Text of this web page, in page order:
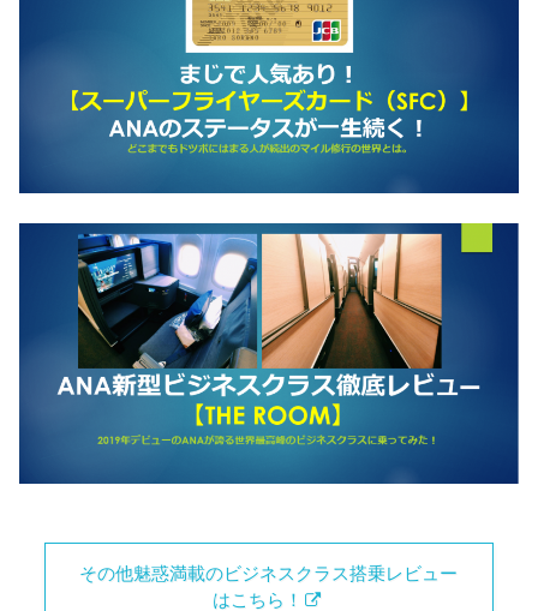
その他魅惑満載のビジネスクラス搭乗レビュー
はこちら！